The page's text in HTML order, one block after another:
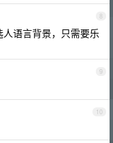
8
语言背景，只需要乐
9
10